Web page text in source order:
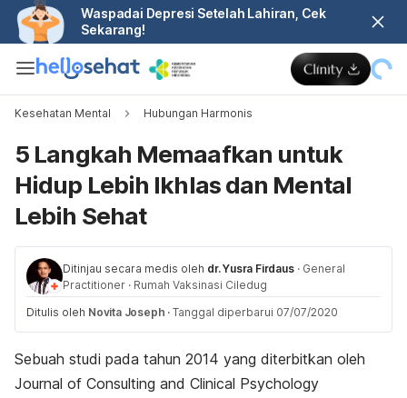
Waspadai Depresi Setelah Lahiran, Cek
Sekarang!
Kesehatan Mental Hubungan Harmonis
5 Langkah Memaafkan untuk
Hidup Lebih Ikhlas dan Mental
Lebih Sehat
Ditinjau secara medis oleh dr. Yusra Firdaus · General
Practitioner · Rumah Vaksinasi Ciledug
Ditulis oleh Novita Joseph · Tanggal diperbarui 07/07/2020
Sebuah studi pada tahun 2014 yang diterbitkan oleh
Journal of Consulting and Clinical Psychology